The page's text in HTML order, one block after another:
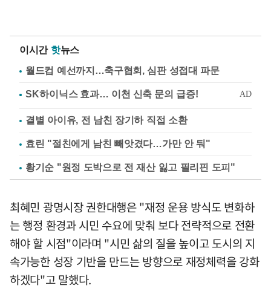
이시간 핫뉴스
월드컵 예선까지…축구협회, 심판 성접대 파문
결별 아이유, 전 남친 장기하 직접 소환
효린 "절친에게 남친 빼앗겼다…가만 안 둬"
황기순 "원정 도박으로 전 재산 잃고 필리핀 도피"
최혜민 광명시장 권한대행은 "재정 운용 방식도 변화하
는 행정 환경과 시민 수요에 맞춰 보다 전략적으로 전환
해야 할 시점"이라며 "시민 삶의 질을 높이고 도시의 지
속가능한 성장 기반을 만드는 방향으로 재정체력을 강화
하겠다"고 말했다.